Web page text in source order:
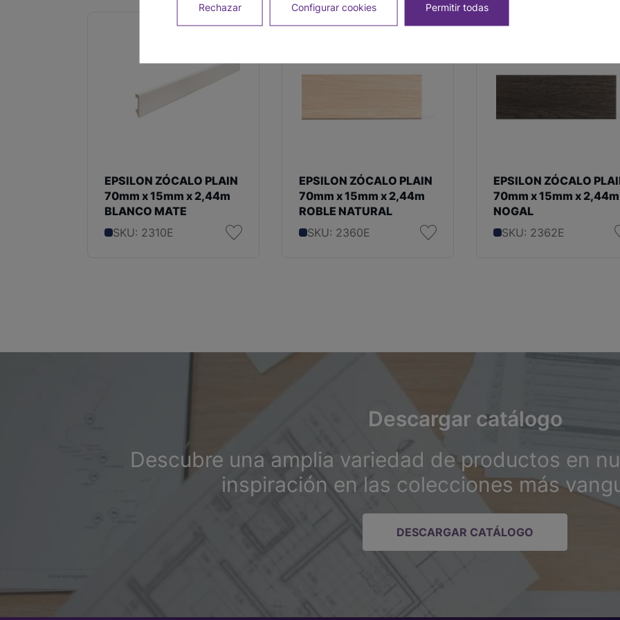
EPSILON ZÓCALO PLAIN
70mm x 15mm x 2,44m
BLANCO MATE
SKU: 2310E
EPSILON ZÓCALO PLAIN
70mm x 15mm x 2,44m
ROBLE NATURAL
SKU: 2360E
EPSILON ZÓCALO
70mm x 15mm x 2,44m
NOGAL
SKU: 2362E
Descargar catálogo
Descubre una amplia variedad de productos en
inspiración en las colecciones más
DESCARGAR CATÁLOGO
Rechazar Configurar cookies Permitir todas